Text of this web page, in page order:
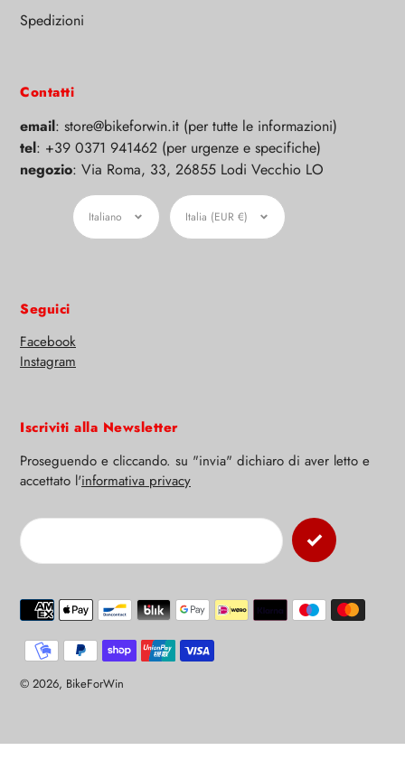
Spedizioni
Contatti
email: store@bikeforwin.it (per tutte le informazioni)
tel: +39 0371 941462 (per urgenze e specifiche)
negozio: Via Roma, 33, 26855 Lodi Vecchio LO
Lingua
Italiano Moneta
Italia (EUR €)
Seguici
Facebook
Instagram
Iscriviti alla Newsletter
Proseguendo e cliccando. su "invia" dichiaro di aver letto e
accettato l'informativa privacy
© 2026, BikeForWin
Modalità
di
pagamento